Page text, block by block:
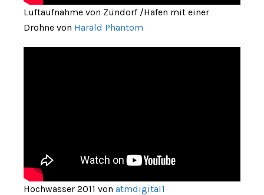
Luftaufnahme von Zündorf /Hafen mit einer
Drohne von Harald Phantom
Hochwasser 2011 von atmdigital1